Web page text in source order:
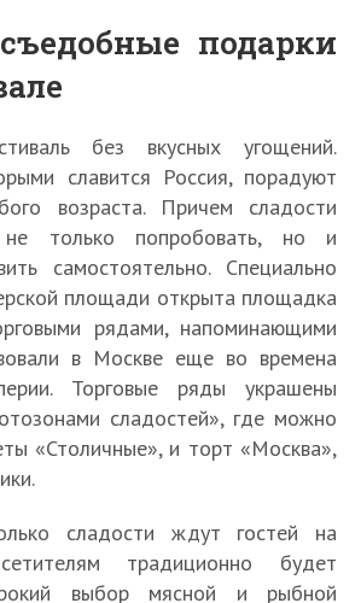
подарки
без вкусных угощений.
славится Россия, порадуют
возраста. Причем сладости
только попробовать, но и
самостоятельно. Специально
площади открыта площадка
рядами, напоминающими
в Москве еще во времена
Торговые ряды украшены
сладостей», где можно
«Столичные», и торт «Москва»,
сладости ждут гостей на
традиционно будет
выбор мясной и рыбной